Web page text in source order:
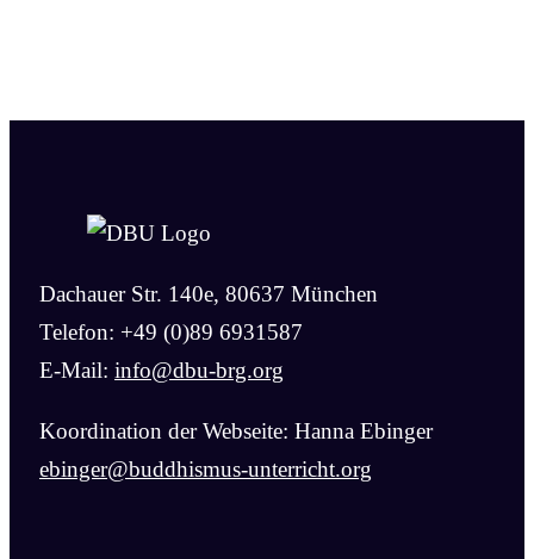
Dachauer Str. 140e, 80637 München
Telefon: +49 (0)89 6931587
E-Mail: info@dbu-brg.org
Koordination der Webseite: Hanna Ebinger
ebinger@buddhismus-unterricht.org